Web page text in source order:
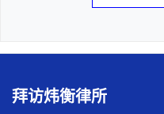
拜访炜衡律所